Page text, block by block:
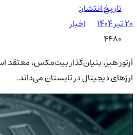
تاریخ انتشار:
۲۰ تیر ۱۴۰۴
اخبار
4480
آرتور هیز، بنیان‌گذار بیت‌مکس،
ارزهای دیجیتال در تابستان می‌داند.